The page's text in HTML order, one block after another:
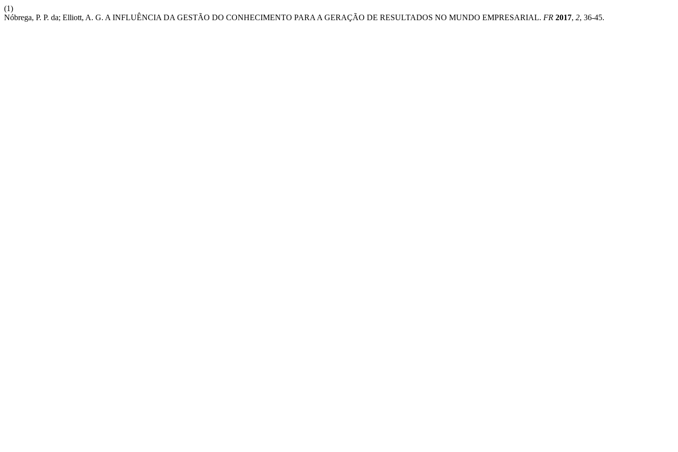
(1)
Nóbrega, P. P. da; Elliott, A. G. A INFLUÊNCIA DA GESTÃO DO CONHECIMENTO PARA A GERAÇÃO DE RESULTADOS NO MUNDO EMPRESARIAL. FR 2017, 2, 36-45.